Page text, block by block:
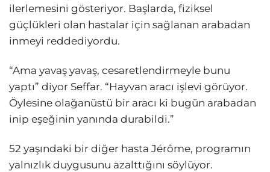
ilerlemesini gösteriyor. Başlarda, fiziksel
güçlükleri olan hastalar için sağlanan arabadan
inmeyi reddediyordu.
“Ama yavaş yavaş, cesaretlendirmeyle bunu
yaptı” diyor Seffar. “Hayvan aracı işlevi görüyor.
Öylesine olağanüstü bir aracı ki bugün arabadan
inip eşeğinin yanında durabildi.”
52 yaşındaki bir diğer hasta Jérôme, programın
yalnızlık duygusunu azalttığını söylüyor.